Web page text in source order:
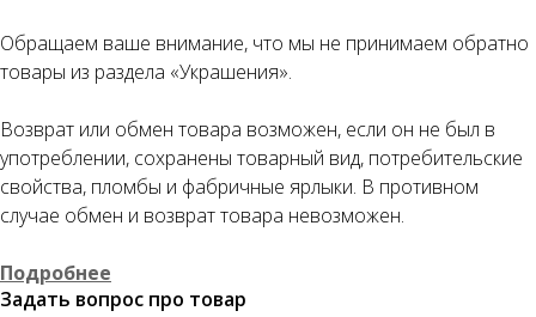
Обращаем ваше внимание, что мы не принимаем обратно
товары из раздела «Украшения».
Возврат или обмен товара возможен, если он не был в
употреблении, сохранены товарный вид, потребительские
свойства, пломбы и фабричные ярлыки. В противном
случае обмен и возврат товара невозможен.
Подробнее
Задать вопрос про товар
сегодня
25%
2 недели
25%
4 недели
6 недель
Без комиссий и переплат
Как обычная оплата картой